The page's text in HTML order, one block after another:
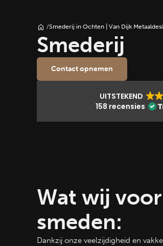
/Smederij in Ochten | Van Dijk
Smederij
Contact opnemen
UITSTEKEND
158 recensies
Wat wij
smeden:
Dankzij onze veelzijdigheid en